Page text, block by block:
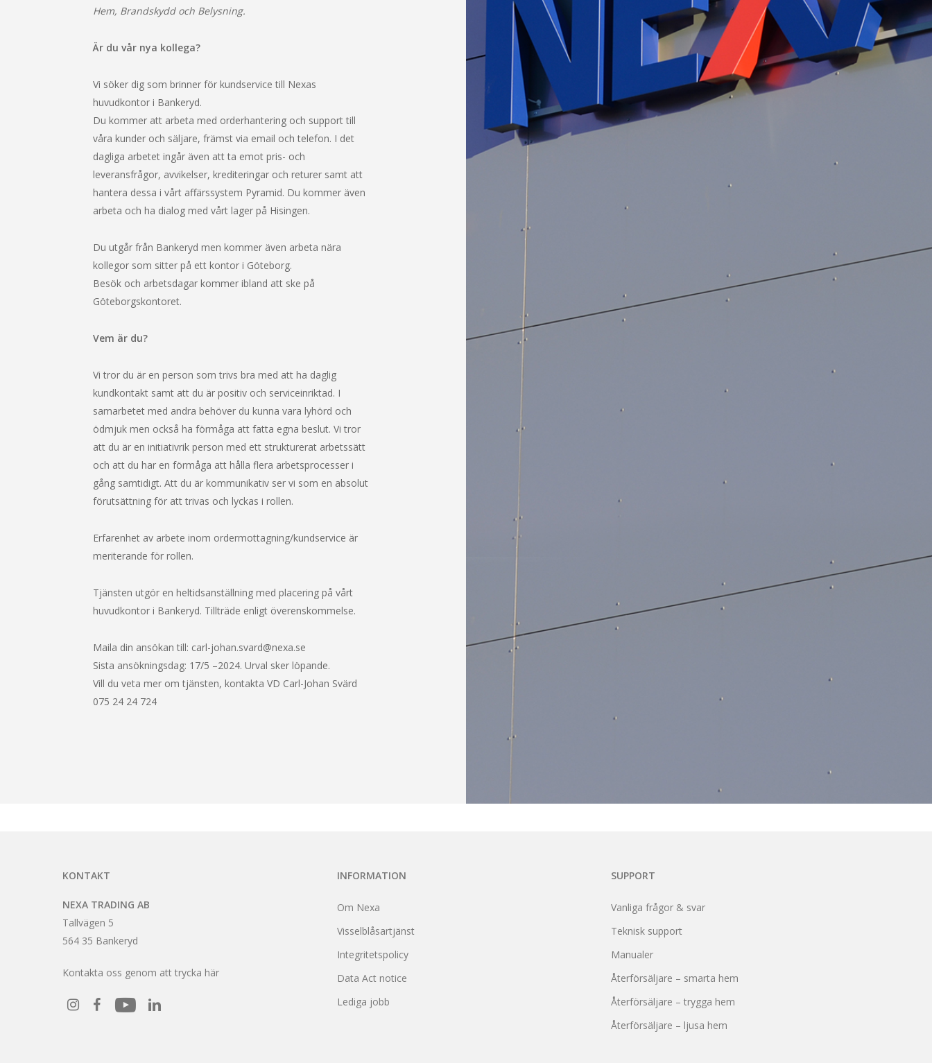
Hem, Brandskydd och Belysning.
Är du vår nya kollega?
Vi söker dig som brinner för kundservice till Nexas
huvudkontor i Bankeryd.
Du kommer att arbeta med orderhantering och support till
våra kunder och säljare, främst via email och telefon. I det
dagliga arbetet ingår även att ta emot pris- och
leveransfrågor, avvikelser, krediteringar och returer samt att
hantera dessa i vårt affärssystem Pyramid. Du kommer även
arbeta och ha dialog med vårt lager på Hisingen.
Du utgår från Bankeryd men kommer även arbeta nära
kollegor som sitter på ett kontor i Göteborg.
Besök och arbetsdagar kommer ibland att ske på
Göteborgskontoret.
Vem är du?
Vi tror du är en person som trivs bra med att ha daglig
kundkontakt samt att du är positiv och serviceinriktad. I
samarbetet med andra behöver du kunna vara lyhörd och
ödmjuk men också ha förmåga att fatta egna beslut. Vi tror
att du är en initiativrik person med ett strukturerat arbetssätt
och att du har en förmåga att hålla flera arbetsprocesser i
gång samtidigt. Att du är kommunikativ ser vi som en absolut
förutsättning för att trivas och lyckas i rollen.
Erfarenhet av arbete inom ordermottagning/kundservice är
meriterande för rollen.
Tjänsten utgör en heltidsanställning med placering på vårt
huvudkontor i Bankeryd. Tillträde enligt överenskommelse.
Maila din ansökan till: carl-johan.svard@nexa.se
Sista ansökningsdag: 17/5 –2024. Urval sker löpande.
Vill du veta mer om tjänsten, kontakta VD Carl-Johan Svärd
075 24 24 724
KONTAKT
NEXA TRADING AB
Tallvägen 5
564 35 Bankeryd
Kontakta oss genom att trycka här
INFORMATION
Om Nexa
Visselblåsartjänst
Integritetspolicy
Data Act notice
Lediga jobb
SUPPORT
Vanliga frågor & svar
Teknisk support
Manualer
Återförsäljare – smarta hem
Återförsäljare – trygga hem
Återförsäljare – ljusa hem